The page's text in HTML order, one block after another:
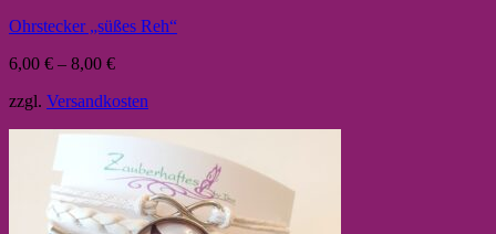
Ohrstecker „süßes Reh“
6,00 € – 8,00 €
zzgl. Versandkosten